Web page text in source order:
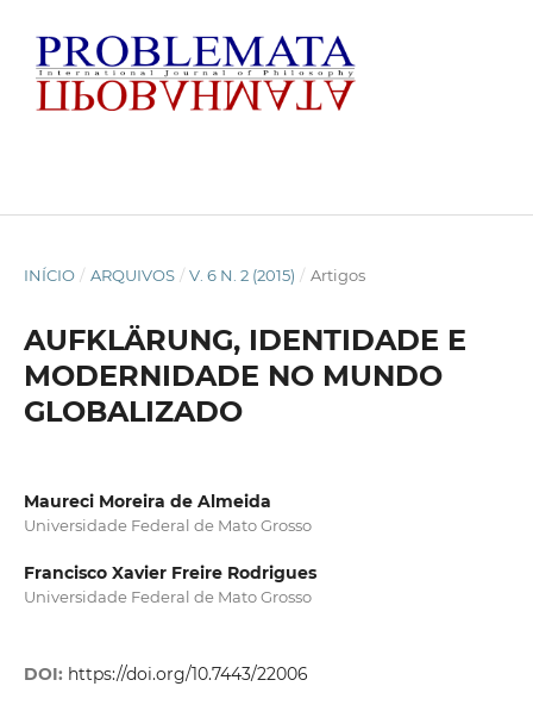
INÍCIO / ARQUIVOS / V. 6 N. 2 (2015) / Artigos
AUFKLÄRUNG, IDENTIDADE E
MODERNIDADE NO MUNDO
GLOBALIZADO
Maureci Moreira de Almeida
Universidade Federal de Mato Grosso
Francisco Xavier Freire Rodrigues
Universidade Federal de Mato Grosso
DOI: https://doi.org/10.7443/22006